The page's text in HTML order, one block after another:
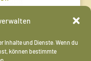
Inhalte und Dienste. Wenn du
können bestimmte